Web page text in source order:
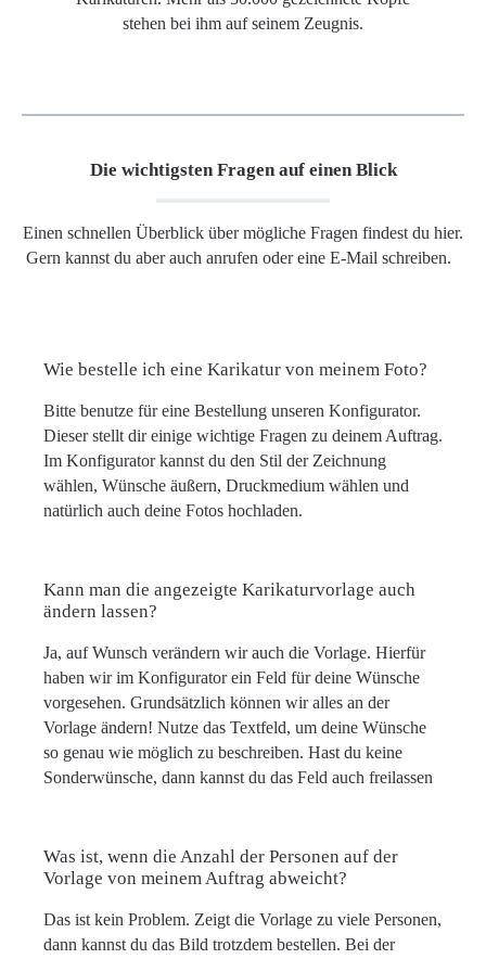
stehen bei ihm auf seinem Zeugnis.
Die wichtigsten Fragen auf einen Blick
Einen schnellen Überblick über mögliche Fragen findest du hier.
Gern kannst du aber auch anrufen oder eine E-Mail schreiben.
Wie bestelle ich eine Karikatur von meinem Foto?
Bitte benutze für eine Bestellung unseren Konfigurator.
Dieser stellt dir einige wichtige Fragen zu deinem Auftrag.
Im Konfigurator kannst du den Stil der Zeichnung
wählen, Wünsche äußern, Druckmedium wählen und
natürlich auch deine Fotos hochladen.
Kann man die angezeigte Karikaturvorlage auch
ändern lassen?
Ja, auf Wunsch verändern wir auch die Vorlage. Hierfür
haben wir im Konfigurator ein Feld für deine Wünsche
vorgesehen. Grundsätzlich können wir alles an der
Vorlage ändern! Nutze das Textfeld, um deine Wünsche
so genau wie möglich zu beschreiben. Hast du keine
Sonderwünsche, dann kannst du das Feld auch freilassen
Was ist, wenn die Anzahl der Personen auf der
Vorlage von meinem Auftrag abweicht?
Das ist kein Problem. Zeigt die Vorlage zu viele Personen,
dann kannst du das Bild trotzdem bestellen. Bei der